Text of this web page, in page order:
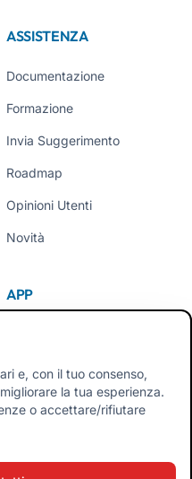
ASSISTENZA
Documentazione
Formazione
Invia Suggerimento
Roadmap
Opinioni Utenti
Novità
APP
e, con il tuo consenso,
la tua esperienza.
o accettare/rifiutare